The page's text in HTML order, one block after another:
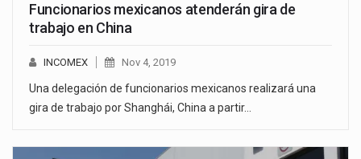
Funcionarios mexicanos atenderán gira de
trabajo en China
INCOMEX Nov 4, 2019
Una delegación de funcionarios mexicanos realizará una
gira de trabajo por Shanghái, China a partir…